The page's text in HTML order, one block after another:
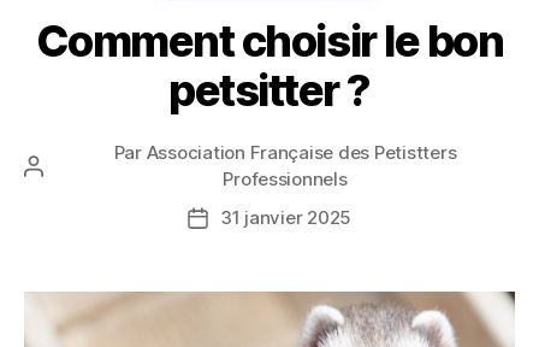
Comment choisir le bon
petsitter ?
Auteur
Par Association Française des Petistters
Professionnels
Date31 janvier 2025